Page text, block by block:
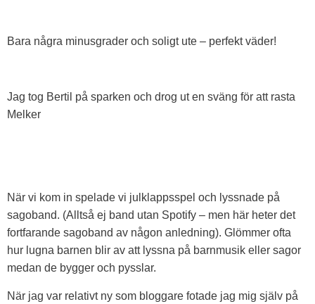
Bara några minusgrader och soligt ute – perfekt väder!
Jag tog Bertil på sparken och drog ut en sväng för att rasta
Melker
När vi kom in spelade vi julklappsspel och lyssnade på
sagoband. (Alltså ej band utan Spotify – men här heter det
fortfarande sagoband av någon anledning). Glömmer ofta
hur lugna barnen blir av att lyssna på barnmusik eller sagor
medan de bygger och pysslar.
När jag var relativt ny som bloggare fotade jag mig själv på